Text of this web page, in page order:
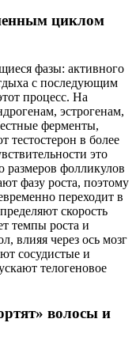
циклом
фазы: активного
с последующим
процесс. На
эстрогенам,
ферменты,
тестостерон в более
это
фолликулов
фазу роста, поэтому
переходит в
скорость
темпы роста и
влияя через ось мозг
сосудистые и
телогеновое
волосы и